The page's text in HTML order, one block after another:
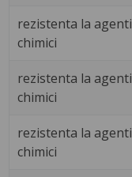
rezistenta la agenti
chimici
rezistenta la agenti
chimici
rezistenta la agenti
chimici